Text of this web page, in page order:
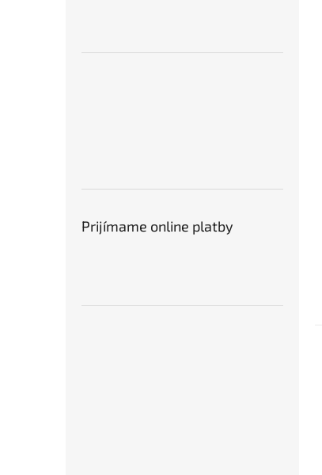
Prijímame online platby